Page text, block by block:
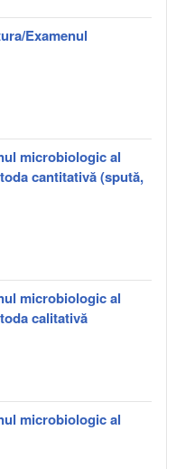
Examenul
microbiologic al
cantitativă (spută,
microbiologic al
calitativă
microbiologic al